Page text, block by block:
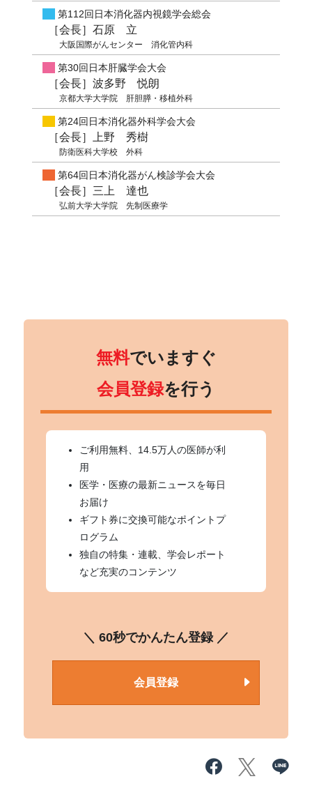
第112回日本消化器内視鏡学会総会
［会長］石原 立
大阪国際がんセンター 消化管内科
第30回日本肝臓学会大会
［会長］波多野 悦朗
京都大学大学院 肝胆膵・移植外科
第24回日本消化器外科学会大会
［会長］上野 秀樹
防衛医科大学校 外科
第64回日本消化器がん検診学会大会
［会長］三上 達也
弘前大学大学院 先制医療学
無料でいますぐ
会員登録を行う
ご利用無料、14.5万人の医師が利
用
医学・医療の最新ニュースを毎日
お届け
ギフト券に交換可能なポイントプ
ログラム
独自の特集・連載、学会レポート
など充実のコンテンツ
＼ 60秒でかんたん登録 ／
会員登録